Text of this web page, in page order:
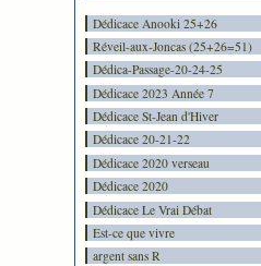
Dédicace Anooki 25+26
Réveil-aux-Joncas (25+26=51)
Dédica-Passage-20-24-25
Dédicace 2023 Année 7
Dédicace St-Jean d'Hiver
Dédicace 20-21-22
Dédicace 2020 verseau
Dédicace 2020
Dédicace Le Vrai Débat
Est-ce que vivre
argent sans R